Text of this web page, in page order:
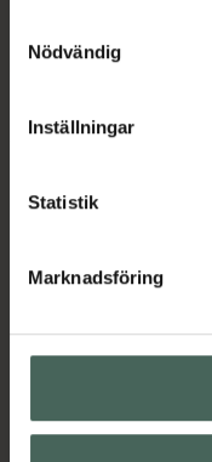
återkalla ditt
cookieinställningar.
lagligheten av
Nödvändig
Inställningar
Statistik
Marknadsföring
Kronans Apotek finns
syd till Lappland i
hjälpa just dig att
Kundservice
Leverans, betalning